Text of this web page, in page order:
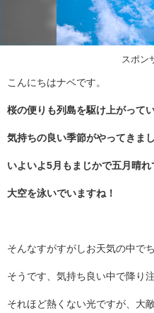
スポン
こんにちはナベです。
桜の便りも列島を駆け上がってい
気持ちの良い季節がやってきま
いよいよ5月もまじかで五月晴
大空を泳いでいますね！
そんなすがすがしお天気の中で
そうです、気持ち良い中で降り
それほど熱くない光ですが、大